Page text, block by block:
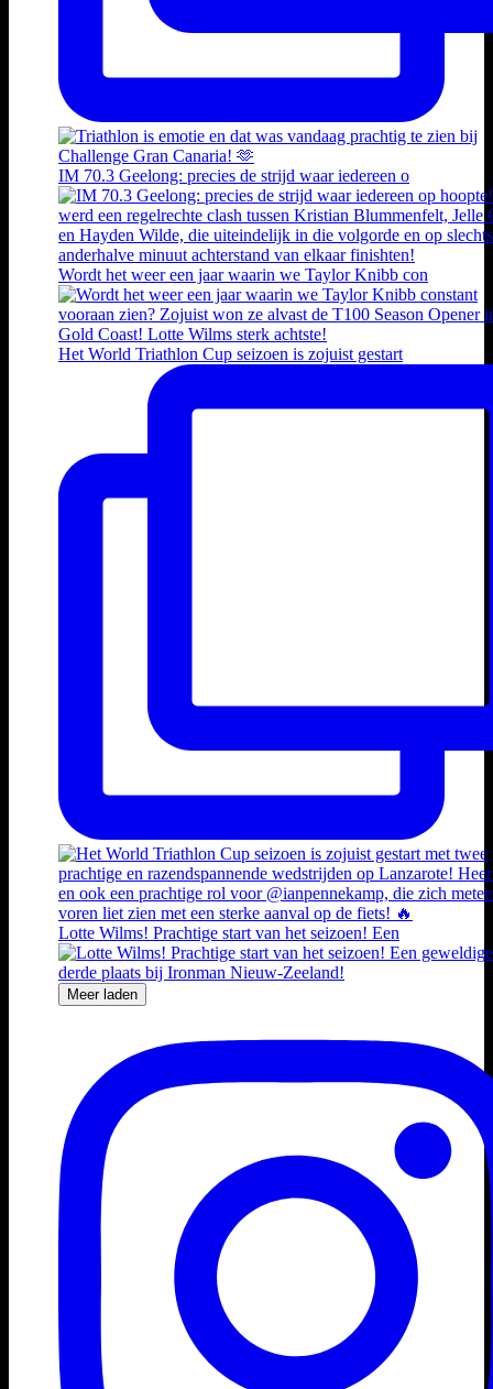
IM 70.3 Geelong: precies de strijd waar iedereen o
Wordt het weer een jaar waarin we Taylor Knibb con
Het World Triathlon Cup seizoen is zojuist gestart
Lotte Wilms! Prachtige start van het seizoen! Een
Meer laden